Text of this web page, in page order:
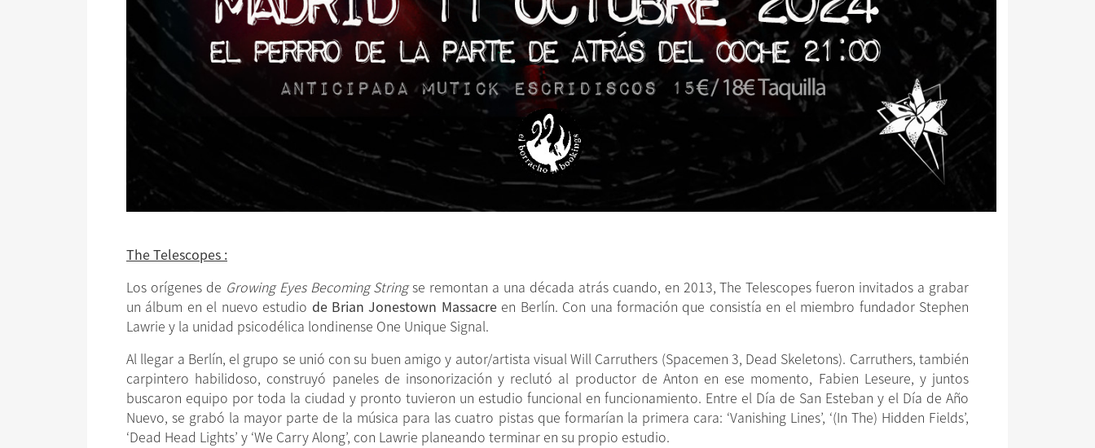
The Telescopes :
Los orígenes de Growing Eyes Becoming Stringse remontan a una década atrás cuando, en 2013, The Telescopes fueron invitados a grabar
un álbum en el nuevo estudio de Brian Jonestown Massacreen Berlín. Con una formación que consistía en el miembro fundador Stephen
Lawrie y la unidad psicodélica londinense One Unique Signal.
Al llegar a Berlín, el grupo se unió con su buen amigo y autor/artista visual Will Carruthers (Spacemen 3, Dead Skeletons). Carruthers, también
carpintero habilidoso, construyó paneles de insonorización y reclutó al productor de Anton en ese momento, Fabien Leseure, y juntos
buscaron equipo por toda la ciudad y pronto tuvieron un estudio funcional en funcionamiento. Entre el Día de San Esteban y el Día de Año
Nuevo, se grabó la mayor parte de la música para las cuatro pistas que formarían la primera cara: ‘Vanishing Lines’, ‘(In The) Hidden Fields’,
‘Dead Head Lights’ y ‘We Carry Along’, con Lawrie planeando terminar en su propio estudio.